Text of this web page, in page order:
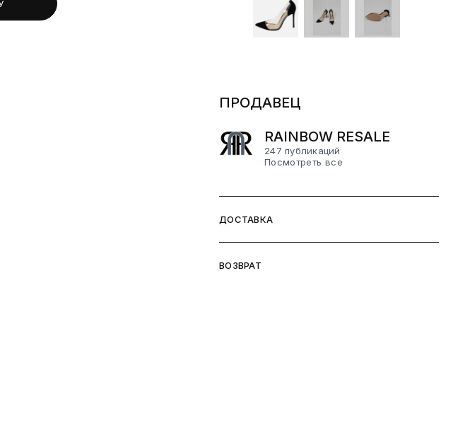
ПРОДАВЕЦ
RAINBOW RESALE
247 публикаций
Посмотреть все
ДОСТАВКА
ВОЗВРАТ